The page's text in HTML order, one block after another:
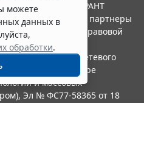
можете
данных в
обработки.
2026. Система ГАРАНТ
"Гарант" и ее партнеры
ассоциации правовой
в качестве сетевого
по надзору в сфере
и массовых
Эл № ФС77-58365 от 18